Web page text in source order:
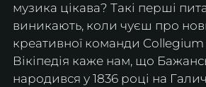
музика цікава? Такі перші
виникають, коли чуєш про
креативної команди
Вікіпедія каже нам, що
народився у 1836 році на